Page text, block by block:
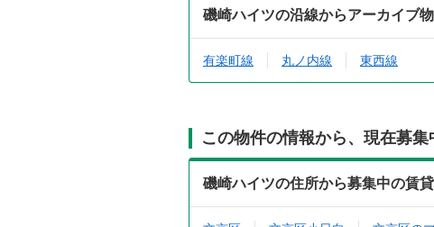
磯崎ハイツの沿線からアーカイブ
有楽町線 丸ノ内線 東西線
この物件の情報から、現在募
磯崎ハイツの住所から募集中の賃